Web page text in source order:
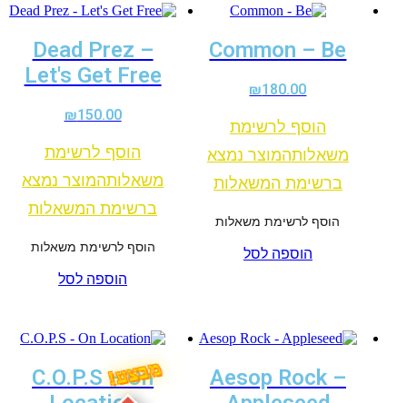
Common – Be
₪180.00
הוסף לרשימת
משאלותהמוצר נמצא
ברשימת המשאלות
הוסף לרשימת משאלות
הוספה לסל
Dead Prez –
Let's Get Free
₪150.00
הוסף לרשימת
משאלותהמוצר נמצא
ברשימת המשאלות
הוסף לרשימת משאלות
הוספה לסל
Aesop Rock –
מבצע!
C.O.P.S – On